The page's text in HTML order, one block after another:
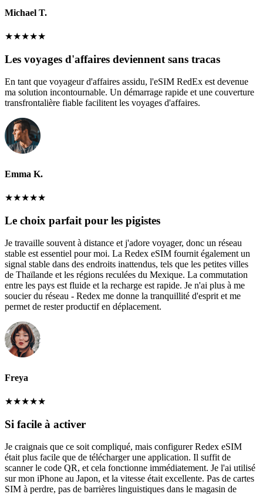
Michael T.
★★★★★
Les voyages d'affaires deviennent sans tracas
En tant que voyageur d'affaires assidu, l'eSIM RedEx est devenue
ma solution incontournable. Un démarrage rapide et une couverture
transfrontalière fiable facilitent les voyages d'affaires.
Emma K.
★★★★★
Le choix parfait pour les pigistes
Je travaille souvent à distance et j'adore voyager, donc un réseau
stable est essentiel pour moi. La Redex eSIM fournit également un
signal stable dans des endroits inattendus, tels que les petites villes
de Thaïlande et les régions reculées du Mexique. La commutation
entre les pays est fluide et la recharge est rapide. Je n'ai plus à me
soucier du réseau - Redex me donne la tranquillité d'esprit et me
permet de rester productif en déplacement.
Freya
★★★★★
Si facile à activer
Je craignais que ce soit compliqué, mais configurer Redex eSIM
était plus facile que de télécharger une application. Il suffit de
scanner le code QR, et cela fonctionne immédiatement. Je l'ai utilisé
sur mon iPhone au Japon, et la vitesse était excellente. Pas de cartes
SIM à perdre, pas de barrières linguistiques dans le magasin de